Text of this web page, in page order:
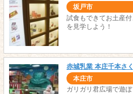
坂戸市
試食もできてお土産
を見学しよう！
赤城乳業 本庄千本さ
本庄市
ガリガリ君広場で遊